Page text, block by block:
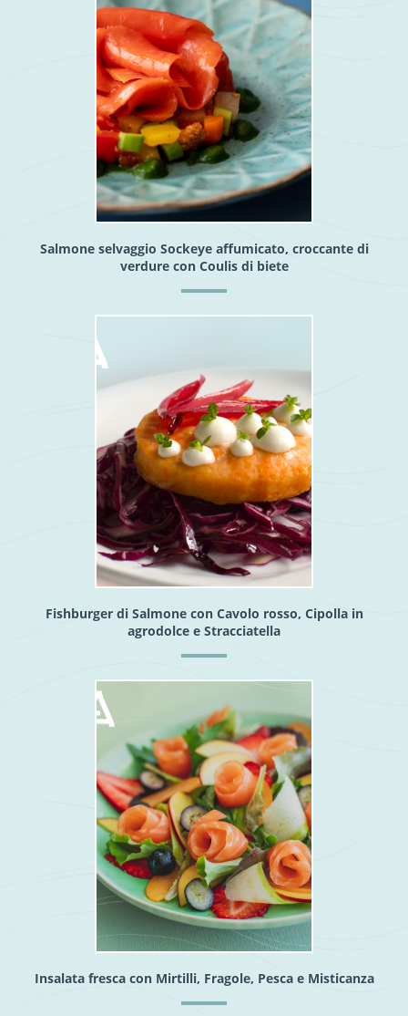
Salmone selvaggio Sockeye affumicato, croccante di
verdure con Coulis di biete
Fishburger di Salmone con Cavolo rosso, Cipolla in
agrodolce e Stracciatella
Insalata fresca con Mirtilli, Fragole, Pesca e Misticanza